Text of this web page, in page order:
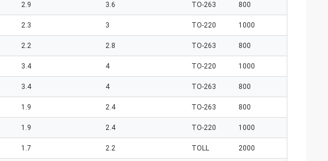
2.9 3.6 TO-263 800
2.3 3 TO-220 1000
2.2 2.8 TO-263 800
3.4 4 TO-220 1000
3.4 4 TO-263 800
1.9 2.4 TO-263 800
1.9 2.4 TO-220 1000
1.7 2.2 TOLL 2000